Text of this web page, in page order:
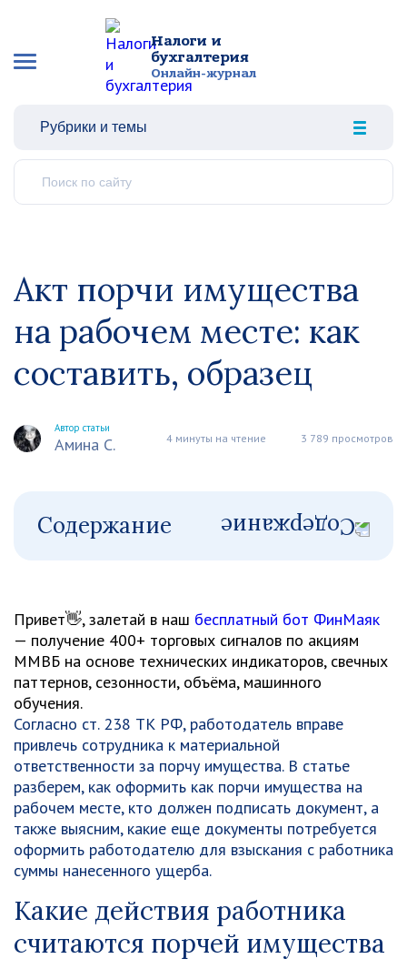
Налоги и
бухгалтерия
Онлайн-журнал
Рубрики и темы
Акт порчи имущества
на рабочем месте: как
составить, образец
Автор статьи
Амина С. 4 минуты на чтение 3 789 просмотров
Содержание
Привет👋, залетай в наш бесплатный бот ФинМаяк
— получение 400+ торговых сигналов по акциям
ММВБ на основе технических индикаторов, свечных
паттернов, сезонности, объёма, машинного
обучения.
Согласно ст. 238 ТК РФ, работодатель вправе
привлечь сотрудника к материальной
ответственности за порчу имущества. В статье
разберем, как оформить как порчи имущества на
рабочем месте, кто должен подписать документ, а
также выясним, какие еще документы потребуется
оформить работодателю для взыскания с работника
суммы нанесенного ущерба.
Какие действия работника
считаются порчей имущества